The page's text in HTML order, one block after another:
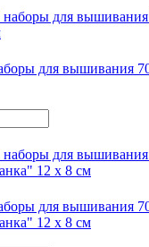
для вышивания
для вышивания
12 x 8 см